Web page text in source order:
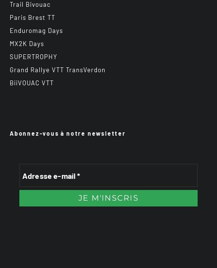
Trail Bivouac
Paris Brest TT
Enduromag Days
MX2K Days
SUPERTROPHY
Grand Rallye VTT TransVerdon
BiiVOUAC VTT
Abonnez-vous à notre newsletter